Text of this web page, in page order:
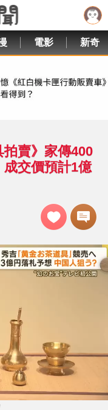
電影 新奇
賣》家傳400
交價預計1億